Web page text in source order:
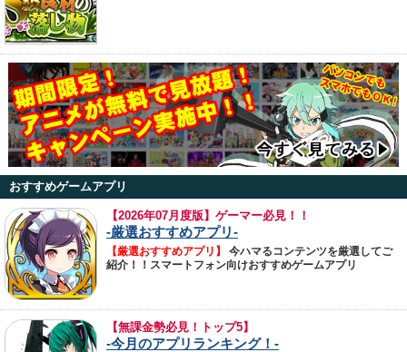
おすすめゲームアプリ
【2026年07月度版】ゲーマー必見！！
-厳選おすすめアプリ-
【厳選おすすめアプリ】
今ハマるコンテンツを厳選してご
紹介！！スマートフォン向けおすすめゲームアプリ
【無課金勢必見！トップ5】
-今月のアプリランキング！-